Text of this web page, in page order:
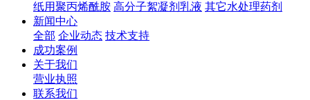
纸用聚丙烯酰胺 高分子絮凝剂乳液 其它水处理药剂
新闻中心
全部 企业动态 技术支持
成功案例
关于我们
营业执照
联系我们